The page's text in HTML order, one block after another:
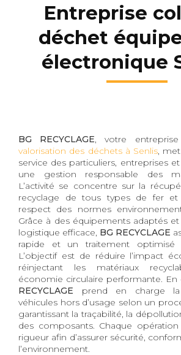
Entreprise
déchet
électronique
BG RECYCLAGE, votre
valorisation des déchets à Senlis,
service des particuliers, entreprises
une gestion responsable des
L’activité se concentre sur la
recyclage de tous types de fer
respect des normes
Grâce à des équipements adaptés
logistique efficace, BG RECYCLAGE
rapide et un traitement optimisé
L’objectif est de réduire l’impact
réinjectant les matériaux
économie circulaire performante.
RECYCLAGE prend en charge la
véhicules hors d’usage selon un
garantissant la traçabilité, la
des composants. Chaque
rigueur afin d’assurer sécurité,
l’environnement.